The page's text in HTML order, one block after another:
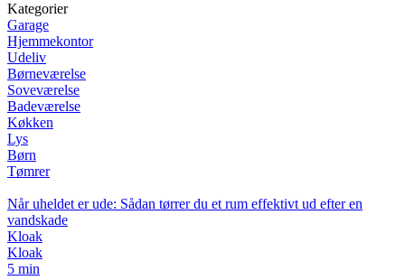
Kategorier
Garage
Hjemmekontor
Udeliv
Børneværelse
Soveværelse
Badeværelse
Køkken
Lys
Børn
Tømrer
Når uheldet er ude: Sådan tørrer du et rum effektivt ud efter en
vandskade
Kloak
Kloak
5 min